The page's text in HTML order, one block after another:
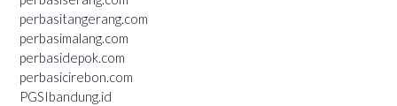
perbasitangerang.com
perbasimalang.com
perbasidepok.com
perbasicirebon.com
PGSIbandung.id